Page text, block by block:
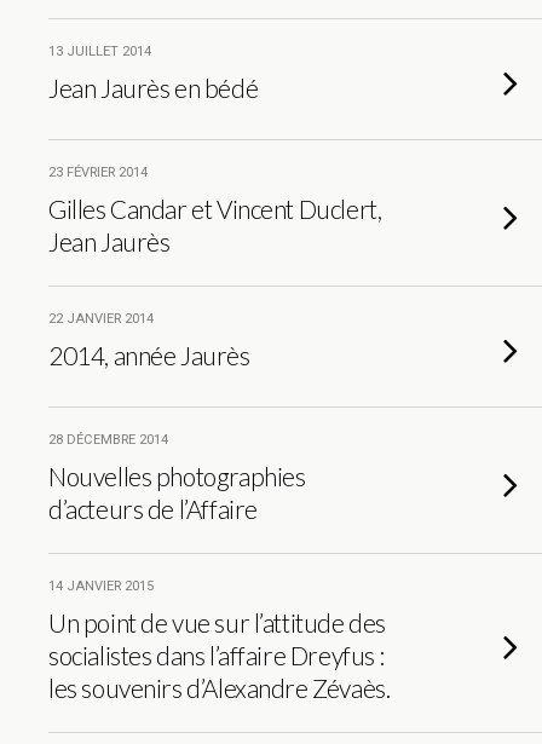
13 JUILLET 2014
Jean Jaurès en bédé
23 FÉVRIER 2014
Gilles Candar et Vincent Duclert,
Jean Jaurès
22 JANVIER 2014
2014, année Jaurès
28 DÉCEMBRE 2014
Nouvelles photographies
d’acteurs de l’Affaire
14 JANVIER 2015
Un point de vue sur l’attitude des
socialistes dans l’affaire Dreyfus :
les souvenirs d’Alexandre Zévaès.